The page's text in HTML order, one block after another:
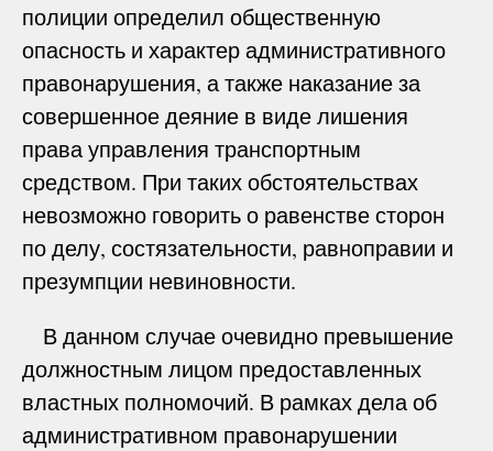
полиции определил общественную
опасность и характер административного
правонарушения, а также наказание за
совершенное деяние в виде лишения
права управления транспортным
средством. При таких обстоятельствах
невозможно говорить о равенстве сторон
по делу, состязательности, равноправии и
презумпции невиновности.
В данном случае очевидно превышение
должностным лицом предоставленных
властных полномочий. В рамках дела об
административном правонарушении